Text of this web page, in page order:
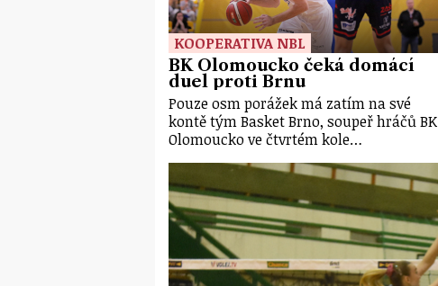
KOOPERATIVA NBL
BK Olomoucko čeká domácí
duel proti Brnu
Pouze osm porážek má zatím na své
kontě tým Basket Brno, soupeř hráčů BK
Olomoucko ve čtvrtém kole…